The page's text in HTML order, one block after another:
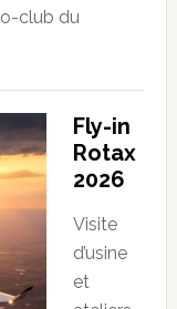
club du
Fly-in
Rotax
2026
Visite
d’usine
et